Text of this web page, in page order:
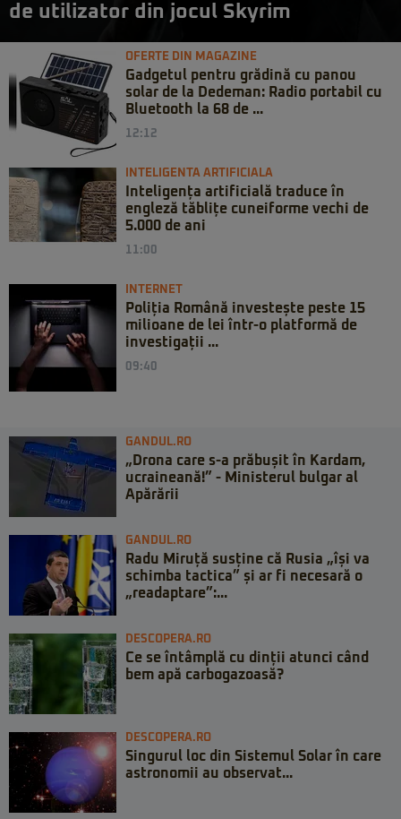
de utilizator din jocul Skyrim
OFERTE DIN MAGAZINE
Gadgetul pentru grădină cu panou
solar de la Dedeman: Radio portabil cu
Bluetooth la 68 de ...
12:12
INTELIGENTA ARTIFICIALA
Inteligența artificială traduce în
engleză tăblițe cuneiforme vechi de
5.000 de ani
11:00
INTERNET
Poliția Română investește peste 15
milioane de lei într-o platformă de
investigații ...
09:40
GANDUL.RO
„Drona care s-a prăbușit în Kardam,
ucraineană!” - Ministerul bulgar al
Apărării
GANDUL.RO
Radu Miruță susține că Rusia „își va
schimba tactica” și ar fi necesară o
„readaptare”:...
DESCOPERA.RO
Ce se întâmplă cu dinții atunci când
bem apă carbogazoasă?
DESCOPERA.RO
Singurul loc din Sistemul Solar în care
astronomii au observat...